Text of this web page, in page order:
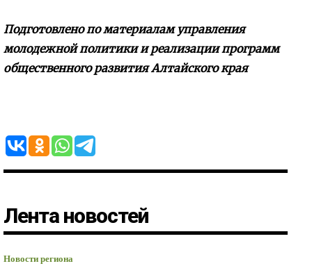
Подготовлено по материалам управления
молодежной политики и реализации программ
общественного развития Алтайского края
Лента новостей
Новости региона